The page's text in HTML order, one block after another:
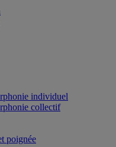
individuel
collectif
poignée